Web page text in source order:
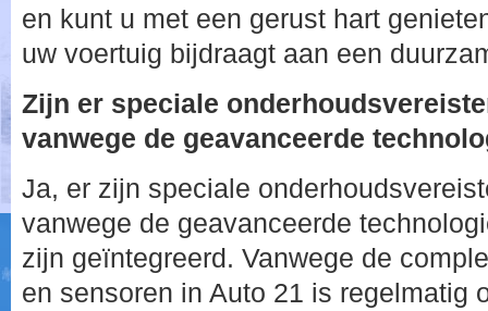
en kunt u met een gerust hart
uw voertuig bijdraagt aan een
Zijn er speciale
vanwege de geavanceerde
Ja, er zijn speciale
vanwege de geavanceerde
zijn geïntegreerd. Vanwege de
en sensoren in Auto 21 is regelmatig